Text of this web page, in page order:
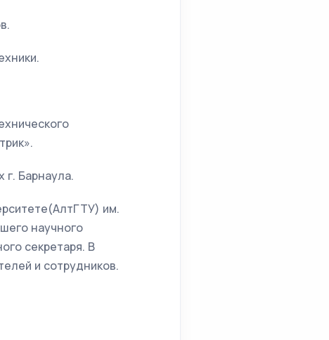
г. Барнаула.
им.
научного
секретаря. В
и сотрудников.